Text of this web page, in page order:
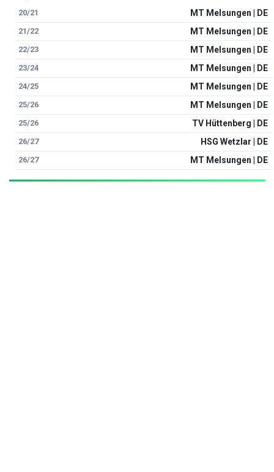
20/21 MT Melsungen | DE
21/22 MT Melsungen | DE
22/23 MT Melsungen | DE
23/24 MT Melsungen | DE
24/25 MT Melsungen | DE
25/26 MT Melsungen | DE
25/26 TV Hüttenberg | DE
26/27 HSG Wetzlar | DE
26/27 MT Melsungen | DE